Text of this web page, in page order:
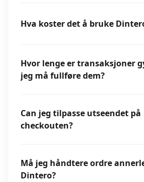
Hva koster det å bruke
Hvor lenge er transaksjoner
jeg må fullføre dem?
Can jeg tilpasse utseendet på
checkouten?
Må jeg håndtere ordre
Dintero?